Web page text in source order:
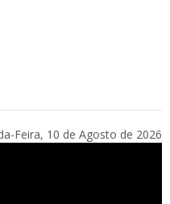
Feira, 10 de Agosto de 2026